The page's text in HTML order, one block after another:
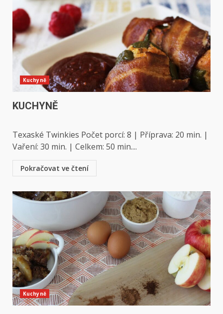
Kuchyně
KUCHYNĚ
Texaské Twinkies Počet porcí: 8 | Příprava: 20 min. |
Vaření: 30 min. | Celkem: 50 min....
Pokračovat ve čtení
Kuchyně